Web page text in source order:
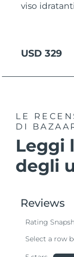
viso
USD 329
LE
DI
Leggi
degli